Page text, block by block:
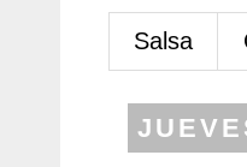
Salsa